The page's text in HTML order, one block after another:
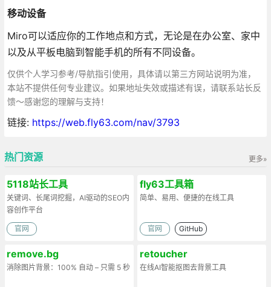
移动设备
Miro可以适应你的工作地点和方式，无论是在办公室、家中
以及从平板电脑到智能手机的所有不同设备。
仅供个人学习参考/导航指引使用，具体请以第三方网站说明为准，
本站不提供任何专业建议。如果地址失效或描述有误，请联系站长反
馈～感谢您的理解与支持！
链接: https://web.fly63.com/nav/3793
更多»
热门资源
5118站长工具
关键词、长尾词挖掘，AI驱动的SEO内
容创作平台
官网
fly63工具箱
简单、易用、便捷的在线工具
官网 GitHub
remove.bg
消除图片背景：100% 自动 – 只需 5 秒
retoucher
在线AI智能抠图去背景工具